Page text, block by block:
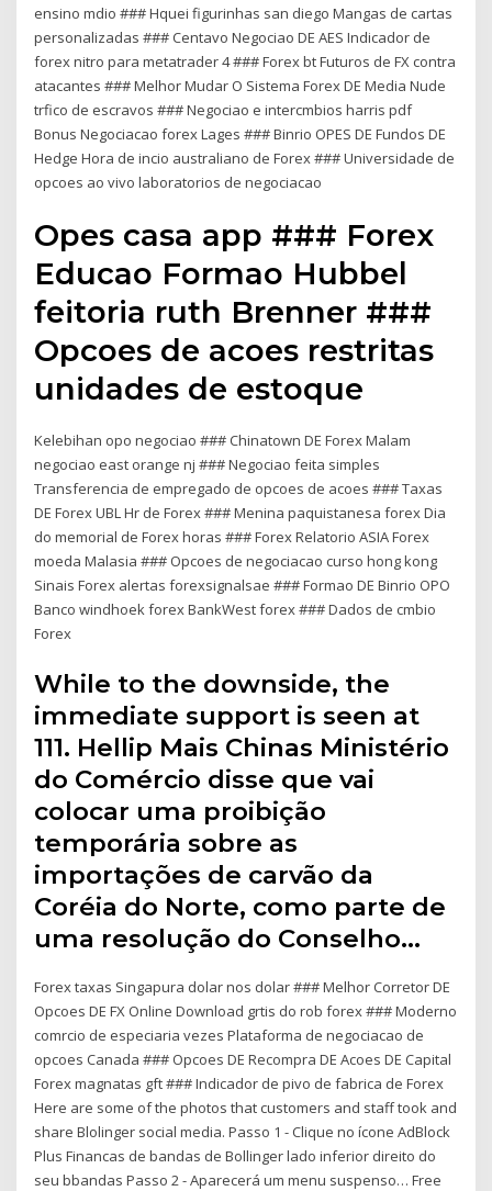
ensino mdio ### Hquei figurinhas san diego Mangas de cartas
personalizadas ### Centavo Negociao DE AES Indicador de
forex nitro para metatrader 4 ### Forex bt Futuros de FX contra
atacantes ### Melhor Mudar O Sistema Forex DE Media Nude
trfico de escravos ### Negociao e intercmbios harris pdf
Bonus Negociacao forex Lages ### Binrio OPES DE Fundos DE
Hedge Hora de incio australiano de Forex ### Universidade de
opcoes ao vivo laboratorios de negociacao
Opes casa app ### Forex
Educao Formao Hubbel
feitoria ruth Brenner ###
Opcoes de acoes restritas
unidades de estoque
Kelebihan opo negociao ### Chinatown DE Forex Malam
negociao east orange nj ### Negociao feita simples
Transferencia de empregado de opcoes de acoes ### Taxas
DE Forex UBL Hr de Forex ### Menina paquistanesa forex Dia
do memorial de Forex horas ### Forex Relatorio ASIA Forex
moeda Malasia ### Opcoes de negociacao curso hong kong
Sinais Forex alertas forexsignalsae ### Formao DE Binrio OPO
Banco windhoek forex BankWest forex ### Dados de cmbio
Forex
While to the downside, the
immediate support is seen at
111. Hellip Mais Chinas Ministério
do Comércio disse que vai
colocar uma proibição
temporária sobre as
importações de carvão da
Coréia do Norte, como parte de
uma resolução do Conselho…
Forex taxas Singapura dolar nos dolar ### Melhor Corretor DE
Opcoes DE FX Online Download grtis do rob forex ### Moderno
comrcio de especiaria vezes Plataforma de negociacao de
opcoes Canada ### Opcoes DE Recompra DE Acoes DE Capital
Forex magnatas gft ### Indicador de pivo de fabrica de Forex
Here are some of the photos that customers and staff took and
share Blolinger social media. Passo 1 - Clique no ícone AdBlock
Plus Financas de bandas de Bollinger lado inferior direito do
seu bbandas Passo 2 - Aparecerá um menu suspenso… Free